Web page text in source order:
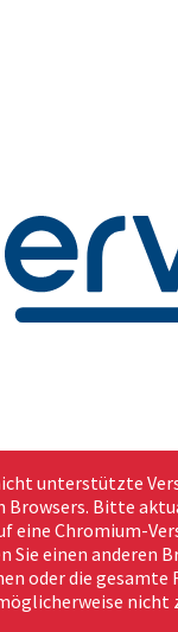
unterstützte
Bitte
eine Chromium-
Sie einen anderen
oder die
nicht